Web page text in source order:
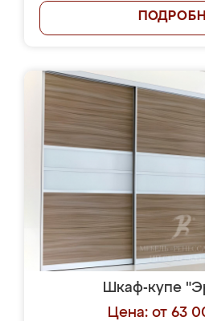
Шкаф-купе
Цена: от 63